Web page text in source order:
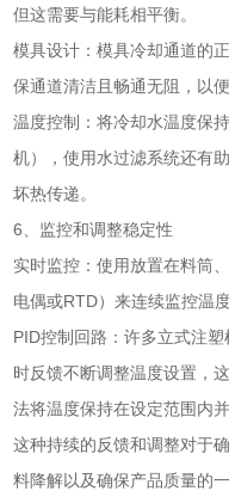
但这需要与能耗相平衡。
模具设计：模具冷却通道的
保通道清洁且畅通无阻，以便
温度控制：将冷却水温度保
机），使用水过滤系统还有
坏热传递。
6、监控和调整稳定性
实时监控：使用放置在料筒
电偶或RTD）来连续监控温度
PID控制回路：许多立式注
时反馈不断调整温度设置，
法将温度保持在设定范围内并
这种持续的反馈和调整对于
料降解以及确保产品质量的